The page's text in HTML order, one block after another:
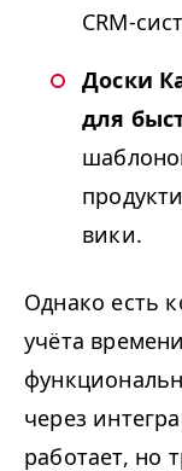
CRM-
Доски
для
вики.
Однако есть
учёта
через
работает, но